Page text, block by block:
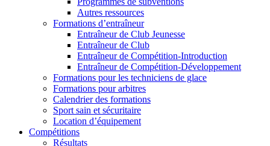
Autres ressources
Formations d’entraîneur
Entraîneur de Club Jeunesse
Entraîneur de Club
Entraîneur de Compétition-Introduction
Entraîneur de Compétition-Développement
Formations pour les techniciens de glace
Formations pour arbitres
Calendrier des formations
Sport sain et sécuritaire
Location d’équipement
Compétitions
Résultats